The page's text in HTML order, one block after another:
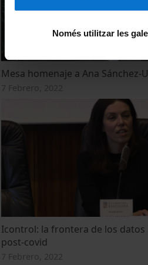
Només utilitzar les
Mesa homenaje a Ana Sánchez-
7 Febrero, 2022
Icontrol: la frontera de los
post-covid
7 Febrero, 2022